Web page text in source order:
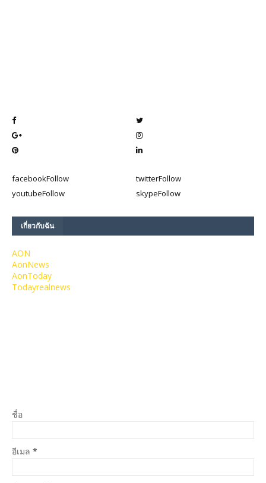
facebookFollow twitterFollow
youtubeFollow skypeFollow
เกี่ยวกับฉัน
AON
AonNews
AonToday
Todayrealnews
ชื่อ
อีเมล *